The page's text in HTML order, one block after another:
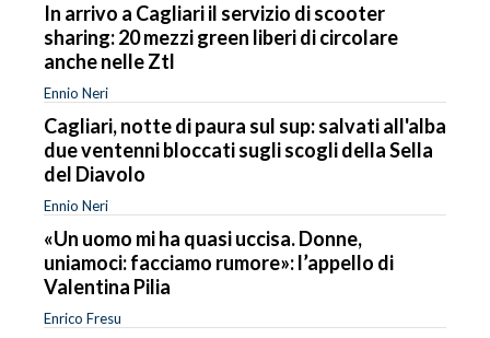
In arrivo a Cagliari il servizio di scooter
sharing: 20 mezzi green liberi di circolare
anche nelle Ztl
Ennio Neri
Cagliari, notte di paura sul sup: salvati all'alba
due ventenni bloccati sugli scogli della Sella
del Diavolo
Ennio Neri
«Un uomo mi ha quasi uccisa. Donne,
uniamoci: facciamo rumore»: l’appello di
Valentina Pilia
Enrico Fresu